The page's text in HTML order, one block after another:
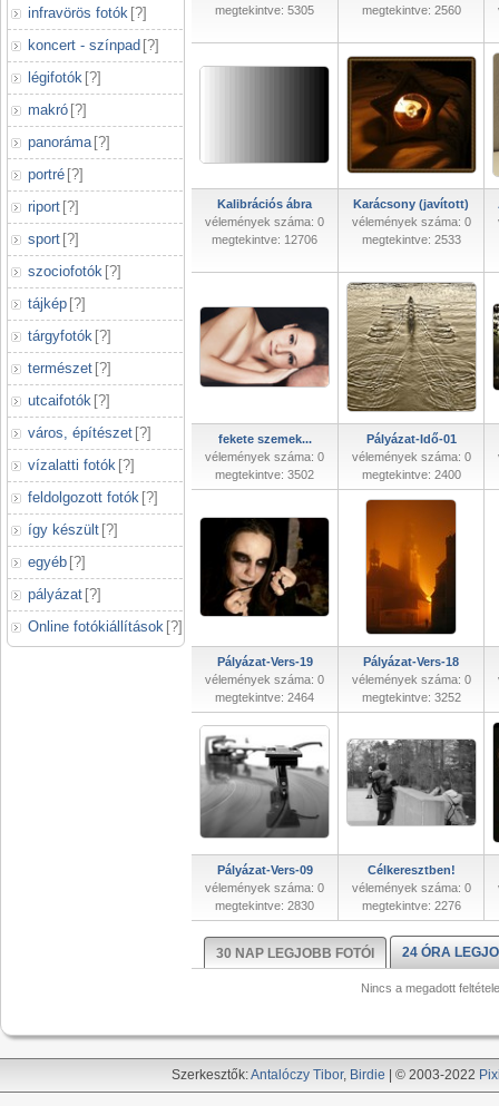
infravörös fotók [?]
koncert - színpad [?]
légifotók [?]
makró [?]
panoráma [?]
portré [?]
riport [?]
sport [?]
szociofotók [?]
tájkép [?]
tárgyfotók [?]
természet [?]
utcaifotók [?]
város, építészet [?]
vízalatti fotók [?]
feldolgozott fotók [?]
így készült [?]
egyéb [?]
pályázat [?]
Online fotókiállítások [?]
megtekintve: 5305
megtekintve: 2560
Kalibrációs ábra
vélemények száma: 0
megtekintve: 12706
Karácsony (javított)
vélemények száma: 0
megtekintve: 2533
fekete szemek...
vélemények száma: 0
megtekintve: 3502
Pályázat-Idő-01
vélemények száma: 0
megtekintve: 2400
Pályázat-Vers-19
vélemények száma: 0
megtekintve: 2464
Pályázat-Vers-18
vélemények száma: 0
megtekintve: 3252
Pályázat-Vers-09
vélemények száma: 0
megtekintve: 2830
Célkeresztben!
vélemények száma: 0
megtekintve: 2276
30 NAP LEGJOBB FOTÓI 24 ÓRA
Nincs a megadott
Szerkesztők:Antalóczy Tibor, Birdie | © 2003-2022